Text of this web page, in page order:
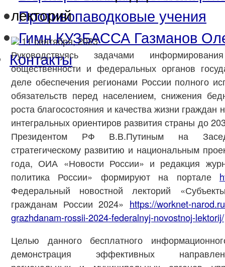
Противопаводковые учения
Гимн КУЗБАССА Газманов
Контакты
лекторий
11 сентября, 2023
Руководствуясь задачами
общественности и федеральных органов
деле обеспечения регионами России полного
обязательств перед населением, снижения
роста благосостояния и качества жизни граждан
интегральных ориентиров развития страны до
Президентом РФ В.В.Путиным на
стратегическому развитию и национальным
года, ОИА «Новости России» и редакция
политика России» формируют на портале
Федеральный новостной лекторий
гражданам России 2024» https://worknet-
grazhdanam-rossii-2024-federalnyj-novostnoj-lektorij/
Целью данного бесплатного
демонстрация эффективных